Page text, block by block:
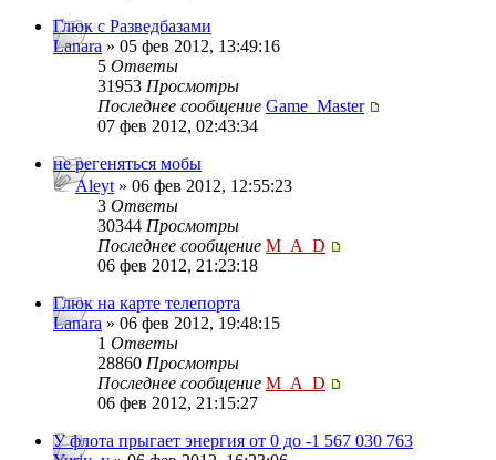
Глюк с Разведбазами
Lanara » 05 фев 2012, 13:49:16
5 Ответы
31953 Просмотры
Последнее сообщение Game_Master
07 фев 2012, 02:43:34
не регеняться мобы
Aleyt » 06 фев 2012, 12:55:23
3 Ответы
30344 Просмотры
Последнее сообщение M_A_D
06 фев 2012, 21:23:18
Глюк на карте телепорта
Lanara » 06 фев 2012, 19:48:15
1 Ответы
28860 Просмотры
Последнее сообщение M_A_D
06 фев 2012, 21:15:27
У флота прыгает энергия от 0 до -1 567 030 763